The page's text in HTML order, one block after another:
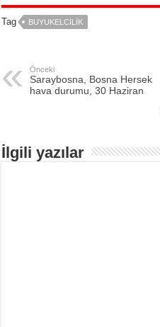
Tag BUYUKELCILIK
Önceki
Saraybosna, Bosna Hersek
hava durumu, 30 Haziran
İlgili yazılar